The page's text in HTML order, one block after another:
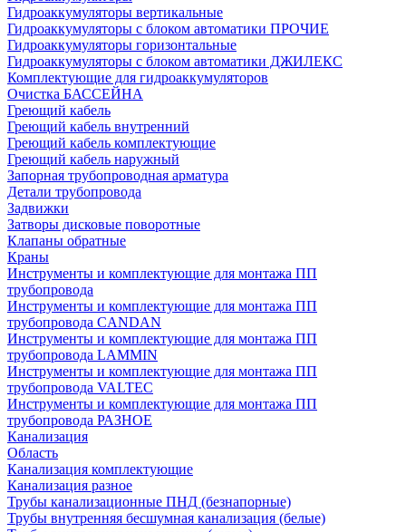
Гидроаккумуляторы вертикальные
Гидроаккумуляторы с блоком автоматики ПРОЧИЕ
Гидроаккумуляторы горизонтальные
Гидроаккумуляторы с блоком автоматики ДЖИЛЕКС
Комплектующие для гидроаккумуляторов
Очистка БАССЕЙНА
Греющий кабель
Греющий кабель внутренний
Греющий кабель комплектующие
Греющий кабель наружный
Запорная трубопроводная арматура
Детали трубопровода
Задвижки
Затворы дисковые поворотные
Клапаны обратные
Краны
Инструменты и комплектующие для монтажа ПП
трубопровода
Инструменты и комплектующие для монтажа ПП
трубопровода CANDAN
Инструменты и комплектующие для монтажа ПП
трубопровода LAMMIN
Инструменты и комплектующие для монтажа ПП
трубопровода VALTEC
Инструменты и комплектующие для монтажа ПП
трубопровода РАЗНОЕ
Канализация
Область
Канализация комплектующие
Канализация разное
Трубы канализационные ПНД (безнапорные)
Трубы внутренняя бесшумная канализация (белые)